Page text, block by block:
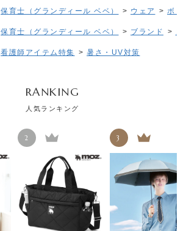
保育士（グランディール ベベ） > ウェア > ボト
保育士（グランディール ベベ） > ブランド > コ
看護師アイテム特集 > 暑さ・UV対策
RANKING
人気ランキング
2 3